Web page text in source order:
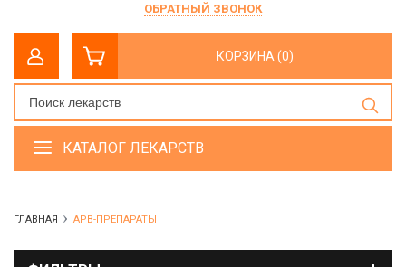
ОБРАТНЫЙ ЗВОНОК
КОРЗИНА (0)
КАТАЛОГ ЛЕКАРСТВ
ГЛАВНАЯ АРВ-ПРЕПАРАТЫ